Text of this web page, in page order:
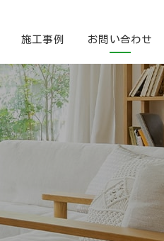
施工事例 お問い合わせ